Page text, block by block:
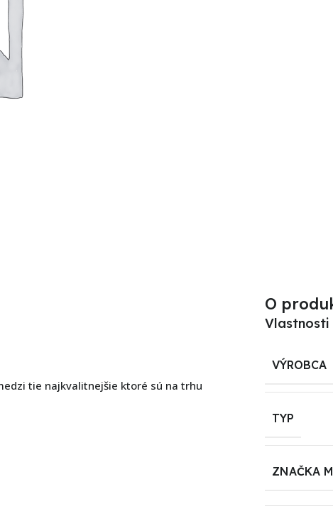
tie najkvalitnejšie ktoré sú na trhu
O
Vlastnosti
VÝROBCA
TYP
ZNAČKA